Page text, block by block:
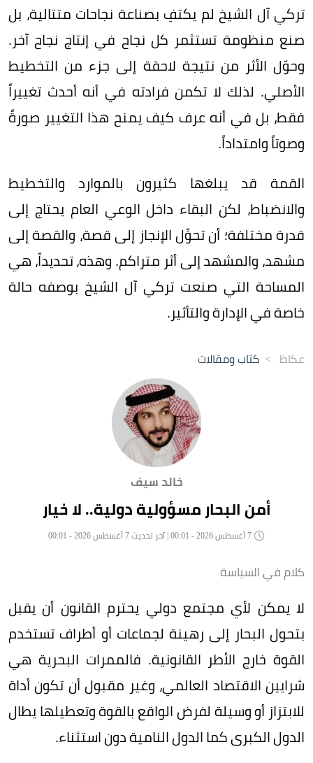
تركي آل الشيخ لم يكتفِ بصناعة نجاحات متتالية، بل
صنع منظومة تستثمر كل نجاح في إنتاج نجاح آخر.
وحوّل الأثر من نتيجة لاحقة إلى جزء من التخطيط
الأصلي. لذلك لا تكمن فرادته في أنه أحدث تغييراً
فقط، بل في أنه عرف كيف يمنح هذا التغيير صورةً
وصوتاً وامتداداً.
القمة قد يبلغها كثيرون بالموارد والتخطيط
والانضباط، لكن البقاء داخل الوعي العام يحتاج إلى
قدرة مختلفة؛ أن تحوِّل الإنجاز إلى قصة، والقصة إلى
مشهد، والمشهد إلى أثر متراكم. وهذه، تحديداً، هي
المساحة التي صنعت تركي آل الشيخ بوصفه حالة
خاصة في الإدارة والتأثير.
عكاظ > كتاب ومقالات
خالد سيف
أمن البحار مسؤولية دولية.. لا خيار
كلام في السياسة
لا يمكن لأي مجتمع دولي يحترم القانون أن يقبل
بتحول البحار إلى رهينة لجماعات أو أطراف تستخدم
القوة خارج الأطر القانونية. فالممرات البحرية هي
شرايين الاقتصاد العالمي، وغير مقبول أن تكون أداة
للابتزاز أو وسيلة لفرض الواقع بالقوة وتعطيلها يطال
الدول الكبرى كما الدول النامية دون استثناء.